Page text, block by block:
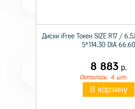
Диски iFree Токен SIZE R17 /
5*114.30 DIA 66.60
8 883р.
Осталось: 4 шт.
В корзину